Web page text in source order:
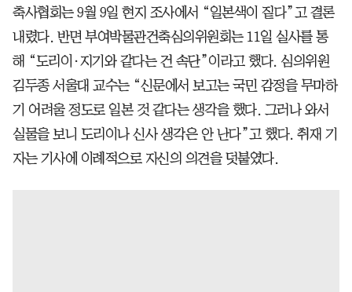
축사협회는 9월 9일 현지 조사에서 “일본색이 짙다”고 결론
내렸다. 반면 부여박물관건축심의위원회는 11일 실사를 통
해 “도리이·지기와 같다는 건 속단”이라고 했다. 심의위원
김두종 서울대 교수는 “신문에서 보고는 국민 감정을 무마하
기 어려울 정도로 일본 것 같다는 생각을 했다. 그러나 와서
실물을 보니 도리이나 신사 생각은 안 난다”고 했다. 취재 기
자는 기사에 이례적으로 자신의 의견을 덧붙였다.